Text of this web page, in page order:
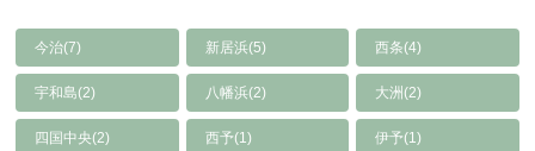
今治(7) 新居浜(5) 西条(4)
宇和島(2) 八幡浜(2) 大洲(2)
四国中央(2) 西予(1) 伊予(1)